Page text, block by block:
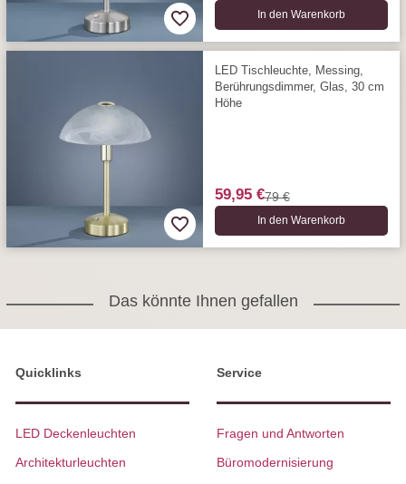
In den Warenkorb
LED Tischleuchte, Messing,
Berührungs­dimmer, Glas, 30 cm
Höhe
59,95 €79 €
In den Warenkorb
Das könnte Ihnen gefallen
Quicklinks
LED Deckenleuchten
Architekturleuchten
Service
Fragen und Antworten
Büromodernisierung